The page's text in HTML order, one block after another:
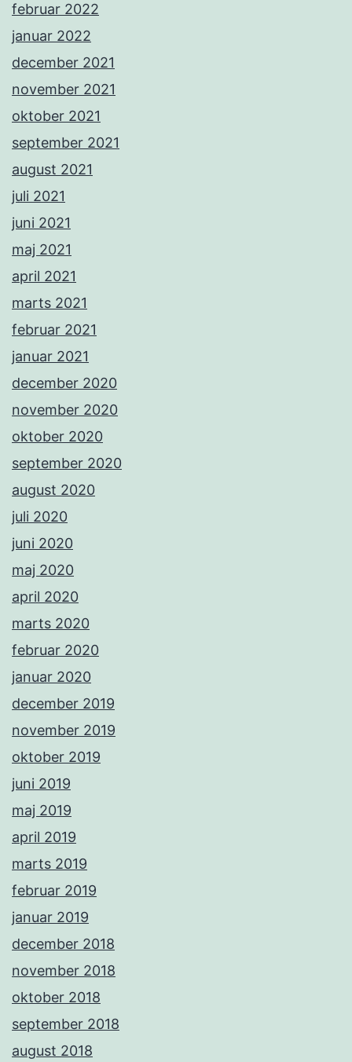
februar 2022
januar 2022
december 2021
november 2021
oktober 2021
september 2021
august 2021
juli 2021
juni 2021
maj 2021
april 2021
marts 2021
februar 2021
januar 2021
december 2020
november 2020
oktober 2020
september 2020
august 2020
juli 2020
juni 2020
maj 2020
april 2020
marts 2020
februar 2020
januar 2020
december 2019
november 2019
oktober 2019
juni 2019
maj 2019
april 2019
marts 2019
februar 2019
januar 2019
december 2018
november 2018
oktober 2018
september 2018
august 2018